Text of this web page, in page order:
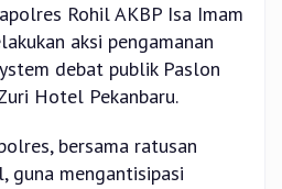
Rohil AKBP Isa Imam
aksi pengamanan
debat publik Paslon
Hotel Pekanbaru.
bersama ratusan
guna mengantisipasi